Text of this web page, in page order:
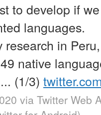
to develop if
languages.
in
native
(1/3)
via Twitter Web